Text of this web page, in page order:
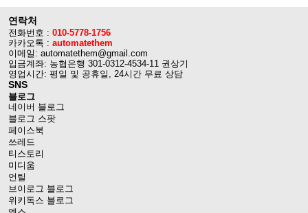
연락처
전화번호 : 010-5778-1756
카카오톡 : automatethem
이메일: automatethem@gmail.com
입금계좌: 농협은행 301-0312-4534-11 권상기
영업시간: 평일 및 공휴일, 24시간 무료 상담
SNS
블로그
네이버 블로그
블로그 스팟
페이스북
쓰레드
티스토리
미디움
언틸
브이로그 블로그
위키독스 블로그